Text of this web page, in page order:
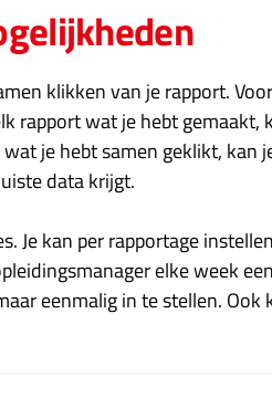
klikken van je rapport.
rapport wat je hebt gemaakt,
je hebt samen geklikt, kan
data krijgt.
Je kan per rapportage
elke week
eenmalig in te stellen.